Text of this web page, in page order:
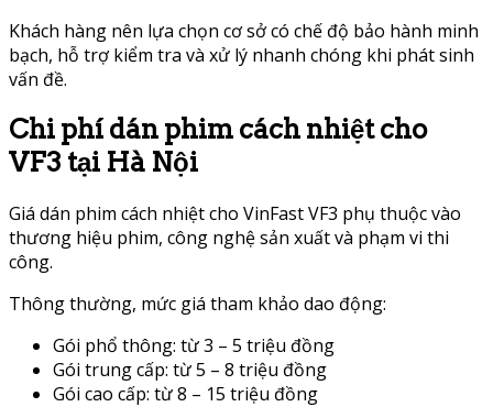
Khách hàng nên lựa chọn cơ sở có chế độ bảo hành minh
bạch, hỗ trợ kiểm tra và xử lý nhanh chóng khi phát sinh
vấn đề.
Chi phí dán phim cách nhiệt cho
VF3 tại Hà Nội
Giá dán phim cách nhiệt cho VinFast VF3 phụ thuộc vào
thương hiệu phim, công nghệ sản xuất và phạm vi thi
công.
Thông thường, mức giá tham khảo dao động:
Gói phổ thông: từ 3 – 5 triệu đồng
Gói trung cấp: từ 5 – 8 triệu đồng
Gói cao cấp: từ 8 – 15 triệu đồng